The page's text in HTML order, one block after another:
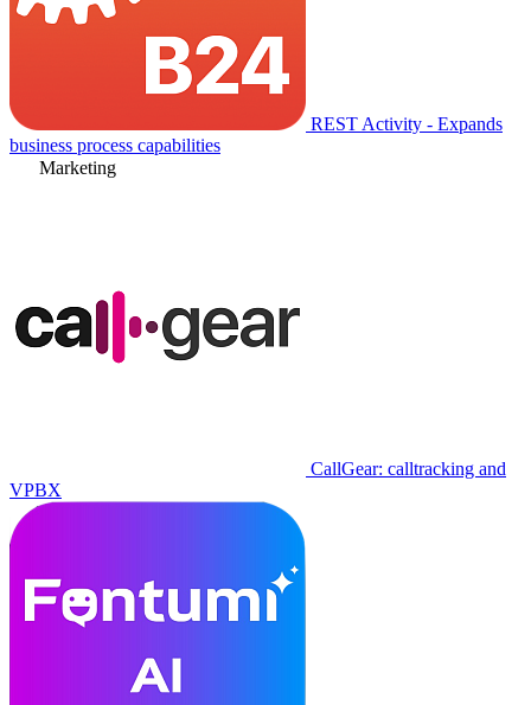
REST Activity - Expands
business process capabilities
Marketing
CallGear: calltracking and
VPBX